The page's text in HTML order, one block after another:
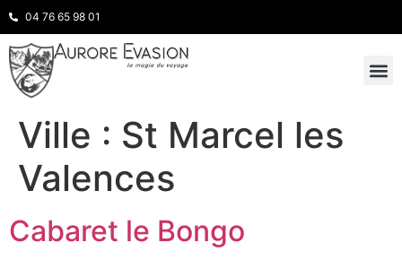
04 76 65 98 01
Ville : St Marcel les
Valences
Cabaret le Bongo